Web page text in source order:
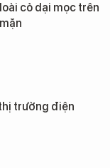
loài cỏ dại mọc trên
mặn
trường điện